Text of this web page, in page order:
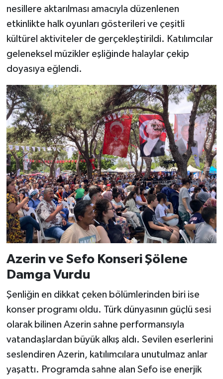
nesillere aktarılması amacıyla düzenlenen
etkinlikte halk oyunları gösterileri ve çeşitli
kültürel aktiviteler de gerçekleştirildi. Katılımcılar
geleneksel müzikler eşliğinde halaylar çekip
doyasıya eğlendi.
Azerin ve Sefo Konseri Şölene
Damga Vurdu
Şenliğin en dikkat çeken bölümlerinden biri ise
konser programı oldu. Türk dünyasının güçlü sesi
olarak bilinen Azerin sahne performansıyla
vatandaşlardan büyük alkış aldı. Sevilen eserlerini
seslendiren Azerin, katılımcılara unutulmaz anlar
yaşattı. Programda sahne alan Sefo ise enerjik